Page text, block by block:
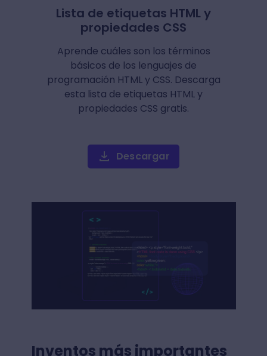
Lista de etiquetas HTML y
propiedades CSS
Aprende cuáles son los términos
básicos de los lenguajes de
programación HTML y CSS. Descarga
esta lista de etiquetas HTML y
propiedades CSS gratis.
Descargar
Inventos más importantes